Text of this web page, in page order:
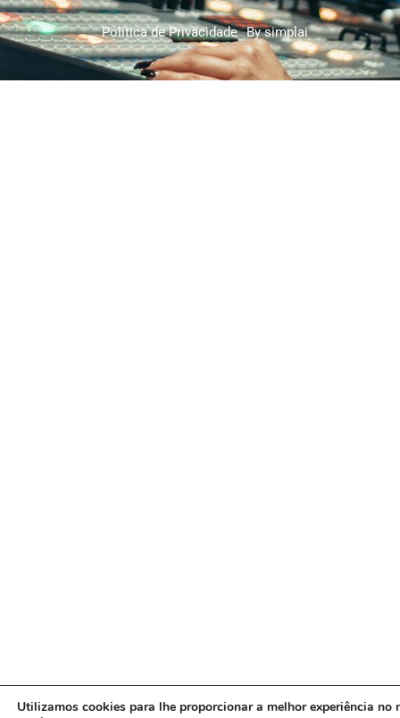
Política de Privacidade By simplai
Utilizamos cookies para lhe proporcionar a melhor experiência no